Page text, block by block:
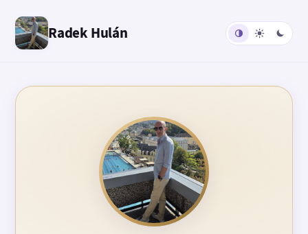
Radek Hulán